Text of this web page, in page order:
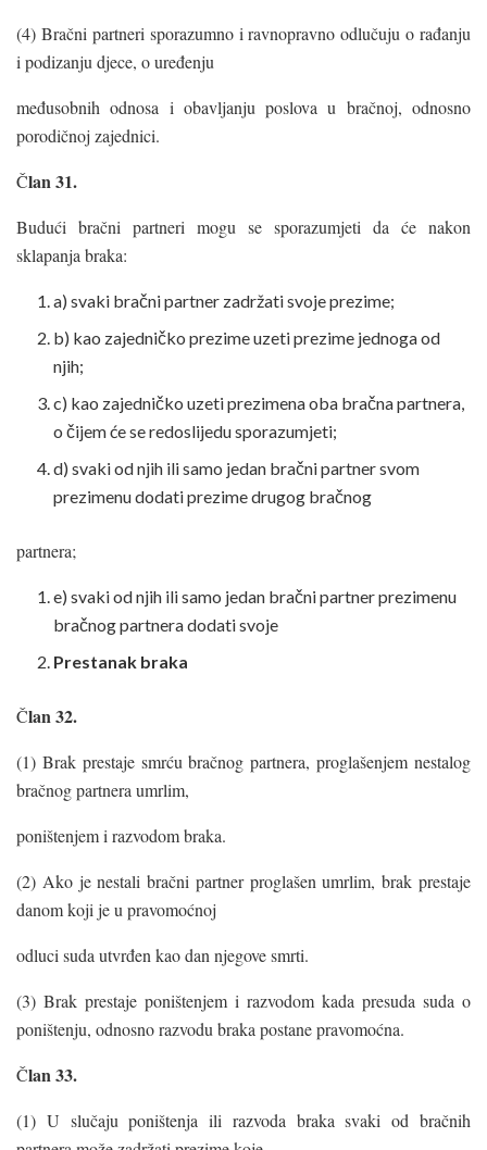
(4) Bračni partneri sporazumno i ravnopravno odlučuju o rađanju
i podizanju djece, o uređenju
međusobnih odnosa i obavljanju poslova u bračnoj, odnosno
porodičnoj zajednici.
Član 31.
Budući bračni partneri mogu se sporazumjeti da će nakon
sklapanja braka:
a) svaki bračni partner zadržati svoje prezime;
b) kao zajedničko prezime uzeti prezime jednoga od
njih;
c) kao zajedničko uzeti prezimena oba bračna partnera,
o čijem će se redoslijedu sporazumjeti;
d) svaki od njih ili samo jedan bračni partner svom
prezimenu dodati prezime drugog bračnog
partnera;
e) svaki od njih ili samo jedan bračni partner prezimenu
bračnog partnera dodati svoje
Prestanak braka
Član32.
(1) Brak prestaje smrću bračnog partnera, proglašenjem nestalog
bračnog partnera umrlim,
poništenjem i razvodom braka.
(2) Ako je nestali bračni partner proglašen umrlim, brak prestaje
danom koji je u pravomoćnoj
odluci suda utvrđen kao dan njegove smrti.
(3) Brak prestaje poništenjem i razvodom kada presuda suda o
poništenju, odnosno razvodu braka postane pravomoćna.
Član33.
(1) U slučaju poništenja ili razvoda braka svaki od bračnih